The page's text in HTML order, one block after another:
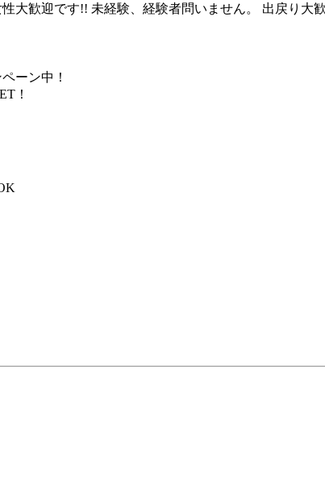
大歓迎です!! 未経験、経験者問いません。 出戻り大
ーン中！
！